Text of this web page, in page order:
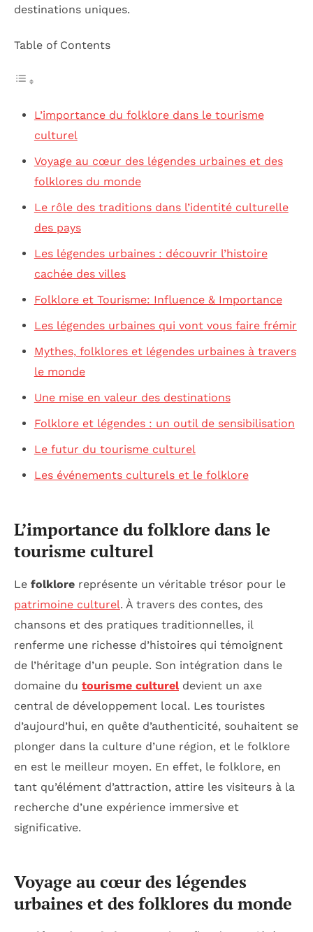
destinations uniques.
Table of Contents
L’importance du folklore dans le tourisme
culturel
Voyage au cœur des légendes urbaines et des
folklores du monde
Le rôle des traditions dans l’identité culturelle
des pays
Les légendes urbaines : découvrir l’histoire
cachée des villes
Folklore et Tourisme: Influence & Importance
Les légendes urbaines qui vont vous faire frémir
Mythes, folklores et légendes urbaines à travers
le monde
Une mise en valeur des destinations
Folklore et légendes : un outil de sensibilisation
Le futur du tourisme culturel
Les événements culturels et le folklore
L’importance du folklore dans le
tourisme culturel
Le folklore représente un véritable trésor pour le
patrimoine culturel. À travers des contes, des
chansons et des pratiques traditionnelles, il
renferme une richesse d’histoires qui témoignent
de l’héritage d’un peuple. Son intégration dans le
domaine du tourisme cultureldevient un axe
central de développement local. Les touristes
d’aujourd’hui, en quête d’authenticité, souhaitent se
plonger dans la culture d’une région, et le folklore
en est le meilleur moyen. En effet, le folklore, en
tant qu’élément d’attraction, attire les visiteurs à la
recherche d’une expérience immersive et
significative.
Voyage au cœur des légendes
urbaines et des folklores du monde